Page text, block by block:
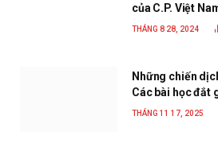
của C.P. Việt
nghiệp xanh,
THÁNG 8 28, 2024
Những chiến
Các bài học đắt
năm 2025
THÁNG 11 17, 2025